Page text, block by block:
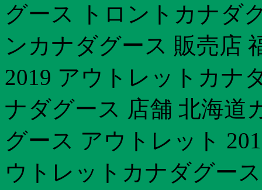
グース トロントカナダ
ンカナダグース 販売店
2019 アウトレットカナ
ナダグース 店舗 北海道
グース アウトレット
ウトレットカナダグー